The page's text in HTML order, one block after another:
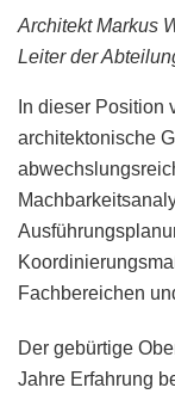
Architekt Markus
Leiter der
In dieser Position
architektonische
Fachbereichen
Der gebürtige
Jahre Erfahrung